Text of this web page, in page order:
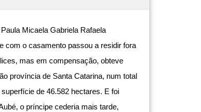
Micaela Gabriela Rafaela
com o casamento passou a residir fora
mas em compensação, obteve
província de Santa Catarina, num total
de 46.582 hectares. E foi
o príncipe cederia mais tarde,